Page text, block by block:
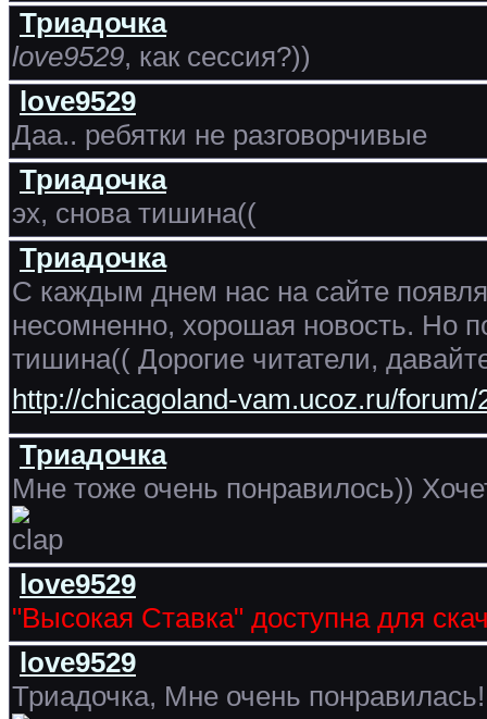
Триадочка
love9529, как сессия?))
love9529
Даа.. ребятки не разговорчивые
Триадочка
эх, снова тишина((
Триадочка
С каждым днем нас на сайте
несомненно, хорошая новость. Но
тишина(( Дорогие читатели,
http://chicagoland-vam.ucoz.ru/forum/
Триадочка
Мне тоже очень понравилось))
love9529
"Высокая Ставка" доступна для
love9529
Триадочка, Мне очень